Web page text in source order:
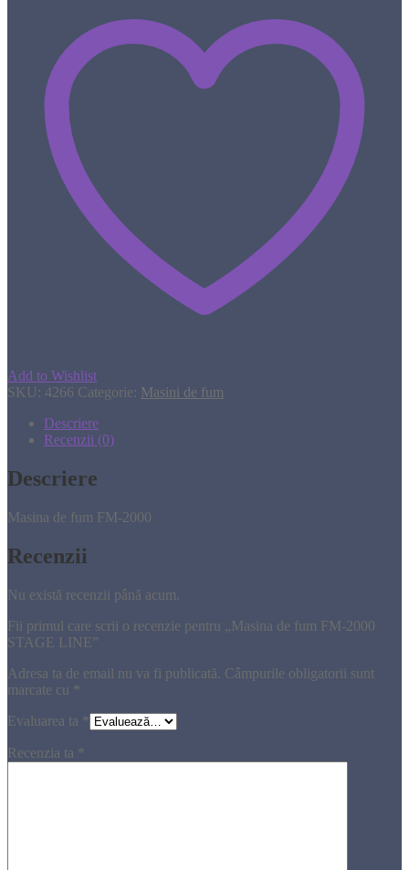
Add to Wishlist
SKU: 4266 Categorie: Masini de fum
Descriere
Recenzii (0)
Descriere
Masina de fum FM-2000
Recenzii
Nu există recenzii până acum.
Fii primul care scrii o recenzie pentru „Masina de fum FM-2000
STAGE LINE”
Adresa ta de email nu va fi publicată. Câmpurile obligatorii sunt
marcate cu *
Evaluarea ta *
Recenzia ta *